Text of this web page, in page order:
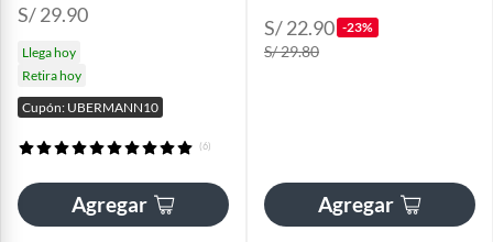
S/ 29.90
Llega hoy
Retira hoy
Cupón: UBERMANN10
(6)
Agregar
S/ 22.90 -23%
S/ 29.80
Agregar